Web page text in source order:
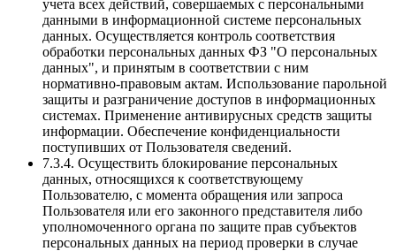
учета всех действий, совершаемых с персональными
данными в информационной системе персональных
данных. Осуществляется контроль соответствия
обработки персональных данных ФЗ "О персональных
данных", и принятым в соответствии с ним
нормативно-правовым актам. Использование парольной
защиты и разграничение доступов в информационных
системах. Применение антивирусных средств защиты
информации. Обеспечение конфиденциальности
поступивших от Пользователя сведений.
7.3.4. Осуществить блокирование персональных
данных, относящихся к соответствующему
Пользователю, с момента обращения или запроса
Пользователя или его законного представителя либо
уполномоченного органа по защите прав субъектов
персональных данных на период проверки в случае